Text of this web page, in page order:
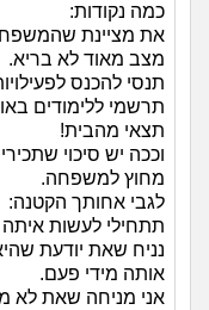
כמה נקודות:
את מציינת
מצב מאוד לא בריא.
תנסי להכנס
תרשמי ללימודים
תצאי מהבית!
וככה יש סיכוי
מחוץ למשפחה.
לגבי אחותך הקטנה:
תתחילי לעשות
נניח שאת יודעת
אותה מידי פעם.
אני מניחה שאת לא